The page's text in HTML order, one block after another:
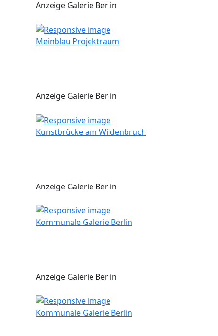
Anzeige Galerie Berlin
Meinblau Projektraum
Anzeige Galerie Berlin
Kunstbrücke am Wildenbruch
Anzeige Galerie Berlin
Kommunale Galerie Berlin
Anzeige Galerie Berlin
Kommunale Galerie Berlin